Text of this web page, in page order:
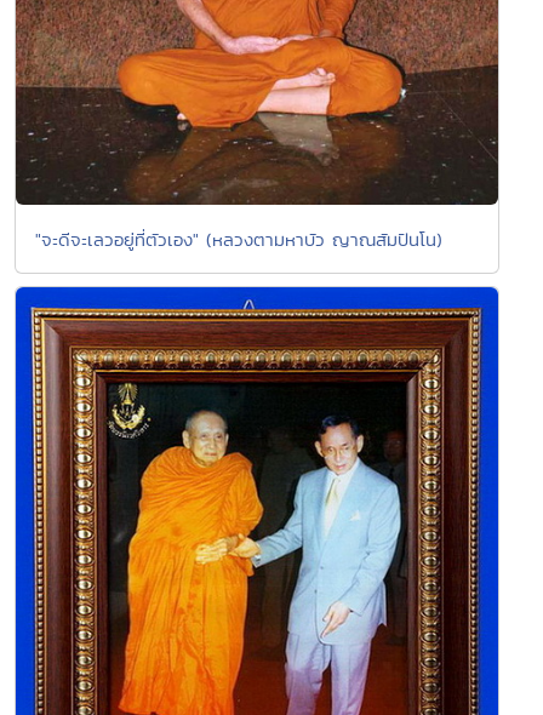
"จะดีจะเลวอยู่ที่ตัวเอง" (หลวงตามหาบัว ญาณสัมปันโน)